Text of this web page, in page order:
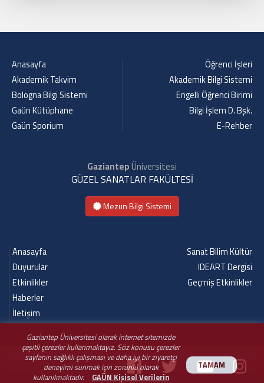
Gaziantep Üniversitesi olarak internet sitemizde
çeşitli çerezler kullanmaktayız. Söz konusu çerezler
sayfanın sağlıklı çalışması ve daha iyi bir ziyaretçi
deneyimi sunmak için zorunlu olarak
kullanılmaktadır.
GAÜN Kişisel Verilerin
TAMAM
Anasayfa
Akademik Takvim
Bologna Bilgi Sistemi
Gaün Kütüphane
Gaün Sporium
Öğrenci İşleri
Akademik Bilgi Sistemi
Engelli Öğrenci Birimi
Bilgi İşlem D. Bşk.
E-Rehber
GaziantepÜniversitesi
GÜZEL SANATLAR FAKÜLTESİ
Mezun Bilgi Sistemi
Anasayfa
Duyurular
Etkinlikler
Haberler
İletişim
Sanat Bilim Kültür
IDEART Dergisi
Geçmiş Etkinlikler